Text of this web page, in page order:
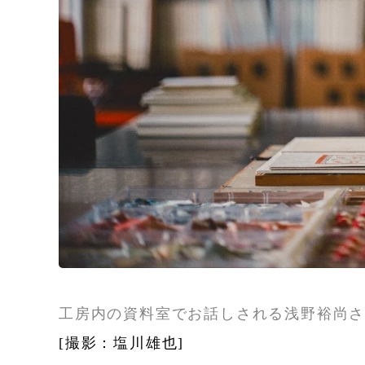
工房内の資料室でお話しされる浅野裕尚
[撮影：塩川雄也]